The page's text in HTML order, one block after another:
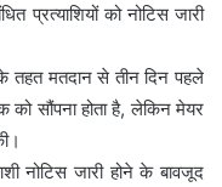
प्रत्याशियों को नोटिस जारी
तहत मतदान से तीन दिन पहले
को सौंपना होता है, लेकिन मेयर
नोटिस जारी होने के बावजूद